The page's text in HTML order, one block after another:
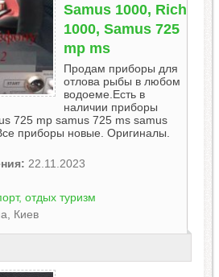
Samus 1000, Rich
1000, Samus 725
mp ms
Продам приборы для
отлова рыбы в любом
водоеме.Есть в
наличии приборы
725 mp samus 725 ms samus
приборы новые. Оригиналы.
22.11.2023
отдых туризм
Киев